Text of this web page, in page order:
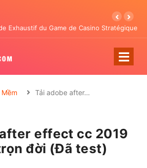
The Tactical Casino Entertainment
Mềm Tải adobe after…
effect cc 2019
đời (Đã test)